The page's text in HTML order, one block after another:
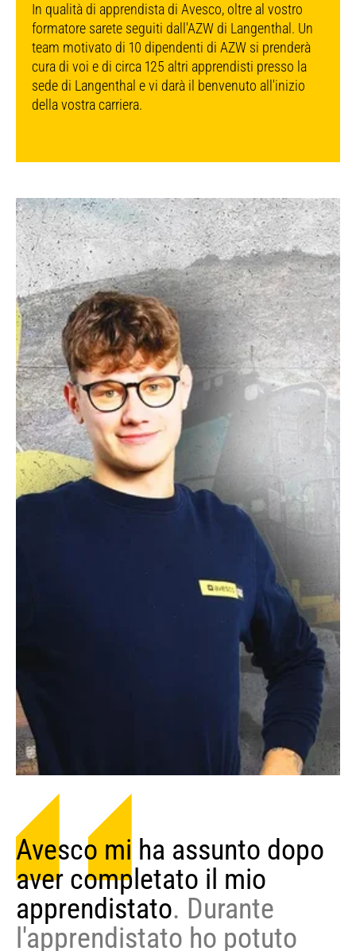
In qualità di apprendista di Avesco, oltre al vostro
formatore sarete seguiti dall'AZW di Langenthal. Un
team motivato di 10 dipendenti di AZW si prenderà
cura di voi e di circa 125 altri apprendisti presso la
sede di Langenthal e vi darà il benvenuto all'inizio
della vostra carriera.
Avesco mi ha assunto dopo
aver completato il mio
apprendistato. Durante
l'apprendistato ho potuto